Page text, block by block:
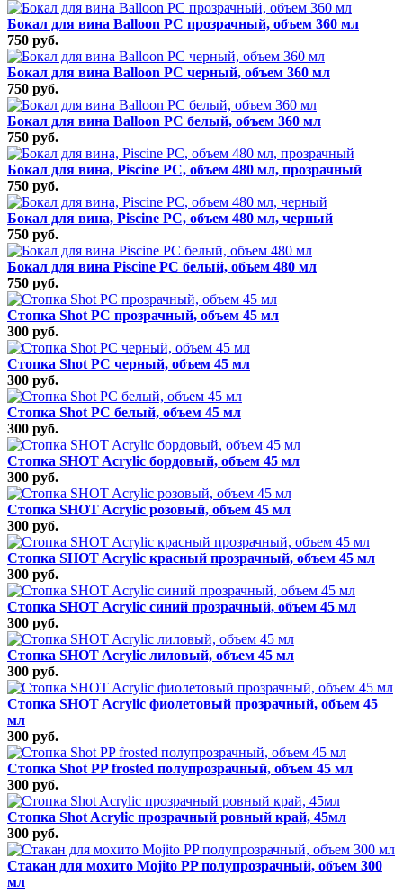
Бокал для вина Balloon РС прозрачный, объем 360 мл
750 руб.
Бокал для вина Balloon РС черный, объем 360 мл
750 руб.
Бокал для вина Balloon РС белый, объем 360 мл
750 руб.
Бокал для вина, Piscine РС, объем 480 мл, прозрачный
750 руб.
Бокал для вина, Piscine РС, объем 480 мл, черный
750 руб.
Бокал для вина Piscine РС белый, объем 480 мл
750 руб.
Стопка Shot РС прозрачный, объем 45 мл
300 руб.
Стопка Shot РС черный, объем 45 мл
300 руб.
Стопка Shot РС белый, объем 45 мл
300 руб.
Стопка SHOT Acrylic бордовый, объем 45 мл
300 руб.
Стопка SHOT Acrylic розовый, объем 45 мл
300 руб.
Стопка SHOT Acrylic красный прозрачный, объем 45 мл
300 руб.
Стопка SHOT Acrylic синий прозрачный, объем 45 мл
300 руб.
Стопка SHOT Acrylic лиловый, объем 45 мл
300 руб.
Стопка SHOT Acrylic фиолетовый прозрачный, объем 45
мл
300 руб.
Стопка Shot PP frosted полупрозрачный, объем 45 мл
300 руб.
Стопка Shot Acrylic прозрачный ровный край, 45мл
300 руб.
Стакан для мохито Mojito PP полупрозрачный, объем 300
мл